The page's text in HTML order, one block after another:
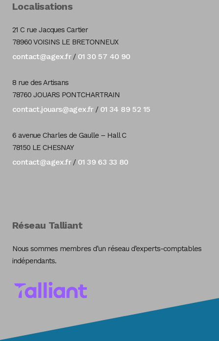
Localisations
21 C rue Jacques Cartier
78960 VOISINS LE BRETONNEUX
contact@agex.fr/ 01 30 57 40 90
8 rue des Artisans
78760 JOUARS PONTCHARTRAIN
contact.jouars@agex.fr/ 01 34 89 52 15
6 avenue Charles de Gaulle – Hall C
78150 LE CHESNAY
contact@agex.fr/ 01 39 63 33 80
Réseau Talliant
Nous sommes membres d’un réseau d’experts-comptables
indépendants.